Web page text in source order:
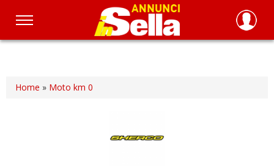
Salta
principale
Home » Moto km 0